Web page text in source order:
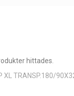
hittades.
XL TRANSP.180/